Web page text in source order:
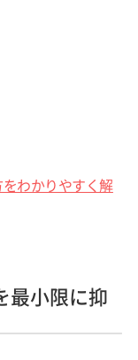
わかりやすく解
最小限に抑